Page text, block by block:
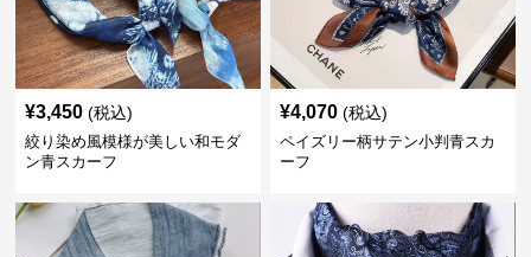
¥3,450 (税込)
絞り染め風模様が美しい和モダ
ン青スカーフ
¥4,070 (税込)
ペイズリー柄サテン小判青スカ
ーフ